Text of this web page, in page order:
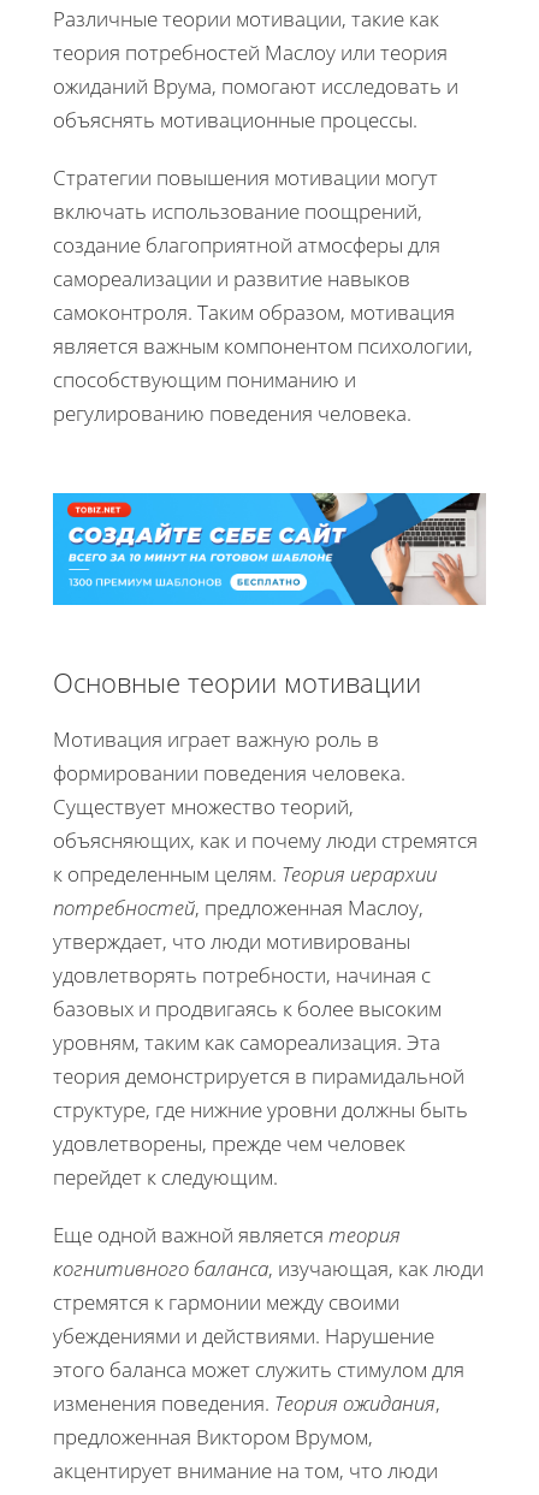
Различные теории мотивации, такие как
теория потребностей Маслоу или теория
ожиданий Врума, помогают исследовать и
объяснять мотивационные процессы.
Стратегии повышения мотивации могут
включать использование поощрений,
создание благоприятной атмосферы для
самореализации и развитие навыков
самоконтроля. Таким образом, мотивация
является важным компонентом психологии,
способствующим пониманию и
регулированию поведения человека.
Основные теории мотивации
Мотивация играет важную роль в
формировании поведения человека.
Существует множество теорий,
объясняющих, как и почему люди стремятся
к определенным целям. Теория иерархии
потребностей, предложенная Маслоу,
утверждает, что люди мотивированы
удовлетворять потребности, начиная с
базовых и продвигаясь к более высоким
уровням, таким как самореализация. Эта
теория демонстрируется в пирамидальной
структуре, где нижние уровни должны быть
удовлетворены, прежде чем человек
перейдет к следующим.
Еще одной важной является теория
когнитивного баланса, изучающая, как люди
стремятся к гармонии между своими
убеждениями и действиями. Нарушение
этого баланса может служить стимулом для
изменения поведения. Теория ожидания,
предложенная Виктором Врумом,
акцентирует внимание на том, что люди